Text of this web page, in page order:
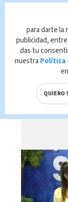
Mi
para darte la
publicidad,
das tu
nuestra Política
QUIERO